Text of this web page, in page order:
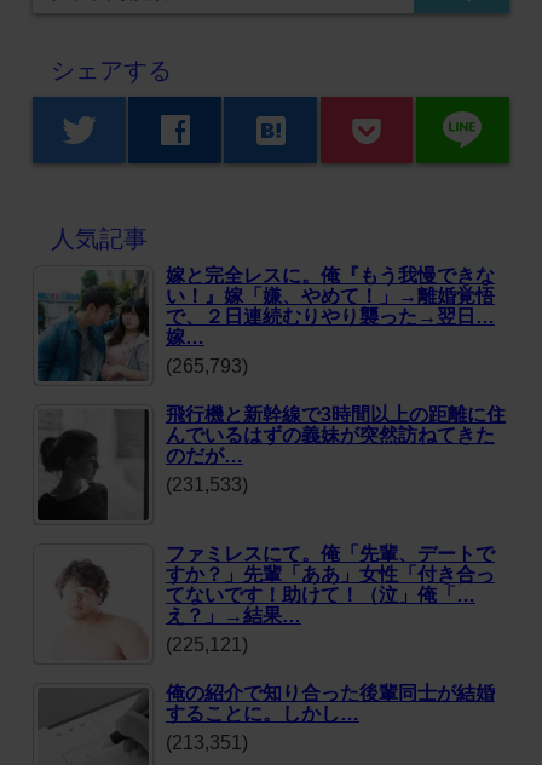
シェアする
twitter facebook hatenabookmark line
人気記事
嫁と完全レスに。俺『もう我慢できな
い！』嫁「嫌、やめて！」→離婚覚悟
で、２日連続むりやり襲った→翌日…
嫁…
(265,793)
飛行機と新幹線で3時間以上の距離に住
んでいるはずの義妹が突然訪ねてきた
のだが…
(231,533)
ファミレスにて。俺「先輩、デートで
すか？」先輩「ああ」女性「付き合っ
てないです！助けて！（泣」俺「…
え？」→結果…
(225,121)
俺の紹介で知り合った後輩同士が結婚
することに。しかし…
(213,351)